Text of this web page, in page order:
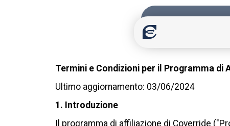
Termini e Condizioni per il Programma di
Ultimo aggiornamento: 03/06/2024
1. Introduzione
Il programma di affiliazione di Coverride